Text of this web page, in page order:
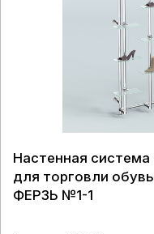
Настенная
для торговли
ФЕРЗЬ №1-1